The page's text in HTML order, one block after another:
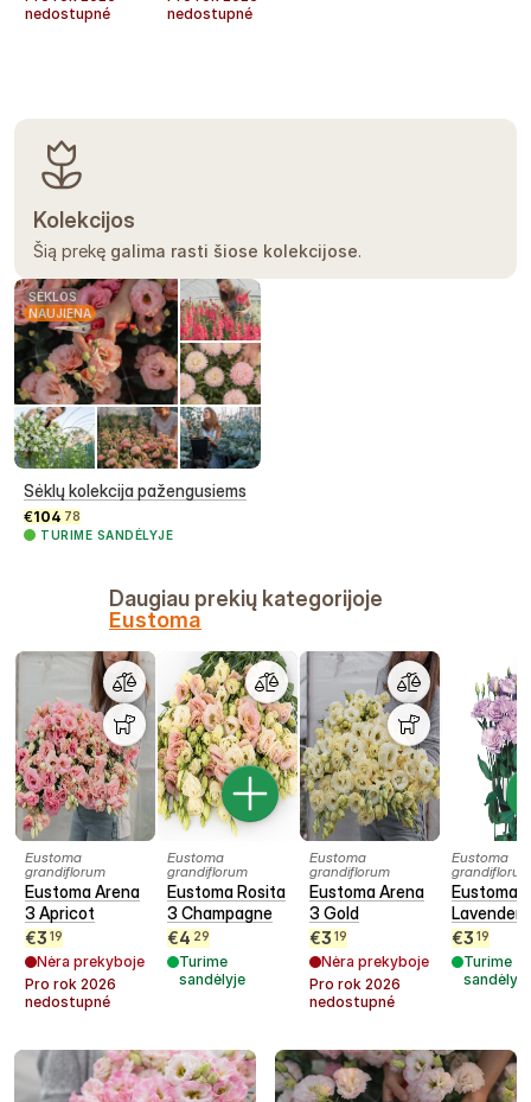
nedostupné
nedostupné
Kolekcijos
Šią prekę galima rasti šiose kolekcijose.
SĖKLOS
NAUJIENA
Sėklų kolekcija pažengusiems
€104 78
TURIME SANDĖLYJE
Daugiau prekių kategorijoje
Eustoma
Eustoma
grandiflorum
Eustoma Arena
3 Apricot
€3 19
Nėra prekyboje
Pro rok 2026
nedostupné
Eustoma
grandiflorum
Eustoma Rosita
3 Champagne
€4 29
Turime
sandėlyje
Eustoma
grandiflorum
Eustoma Arena
3 Gold
€3 19
Nėra prekyboje
Pro rok 2026
nedostupné
Eustoma
grandiflorum
Eustoma
Lavender
€3 19
Turime
sandėlyje